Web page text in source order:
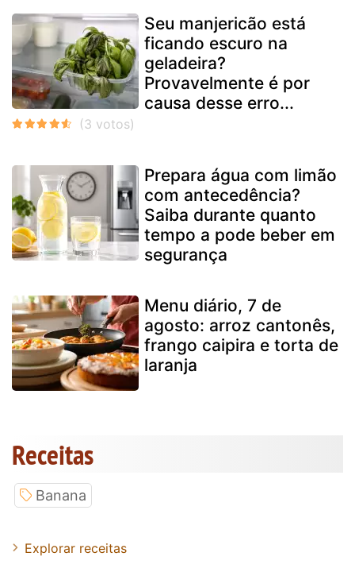
Seu manjericão está
ficando escuro na
geladeira?
Provavelmente é por
causa desse erro...
Prepara água com limão
com antecedência?
Saiba durante quanto
tempo a pode beber em
segurança
Menu diário, 7 de
agosto: arroz cantonês,
frango caipira e torta de
laranja
Receitas
Banana
Explorar receitas